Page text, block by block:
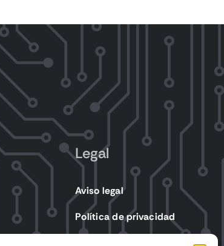
Legal
Aviso legal
Política de privacidad